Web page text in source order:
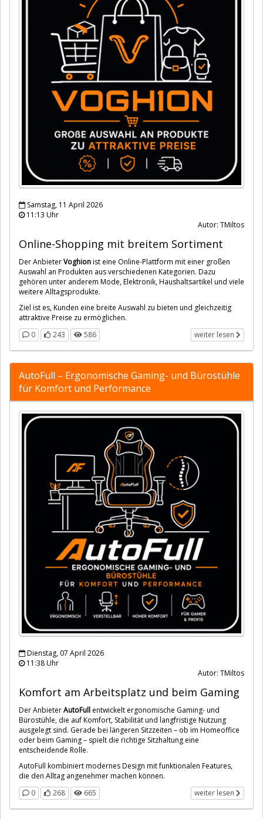
Samstag, 11 April 2026
11:13 Uhr
Autor: TMiltos
Online-Shopping mit breitem Sortiment
Der AnbieterVoghionist eine Online-Plattform mit einer großen
Auswahl an Produkten aus verschiedenen Kategorien. Dazu
gehören unter anderem Mode, Elektronik, Haushaltsartikel und viele
weitere Alltagsprodukte.
Ziel ist es, Kunden eine breite Auswahl zu bieten und gleichzeitig
attraktive Preise zu ermöglichen.
0
243 586 weiter lesen
AutoFull – Ergonomische Gaming- und Bürostühle
für Komfort und Performance
Dienstag, 07 April 2026
11:38 Uhr
Autor: TMiltos
Komfort am Arbeitsplatz und beim Gaming
Der AnbieterAutoFull entwickelt ergonomische Gaming- und
Bürostühle, die auf Komfort, Stabilität und langfristige Nutzung
ausgelegt sind. Gerade bei längeren Sitzzeiten – ob im Homeoffice
oder beim Gaming – spielt die richtige Sitzhaltung eine
entscheidende Rolle.
AutoFull kombiniert modernes Design mit funktionalen Features,
die den Alltag angenehmer machen können.
0
268 665 weiter lesen